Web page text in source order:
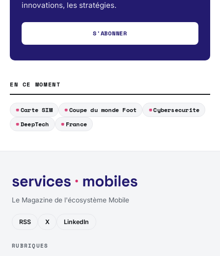
innovations, les stratégies.
S'ABONNER
EN CE MOMENT
Carte SIM Coupe du monde Foot
Cybersecurite
DeepTech
France
Le Magazine de l'écosystème Mobile
RSS X LinkedIn
RUBRIQUES